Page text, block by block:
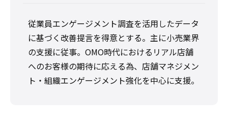
従業員エンゲージメント調査を活用したデータ
に基づく改善提言を得意とする。主に小売業界
の支援に従事。OMO時代におけるリアル店舗
へのお客様の期待に応える為、店舗マネジメン
ト・組織エンゲージメント強化を中心に支援。